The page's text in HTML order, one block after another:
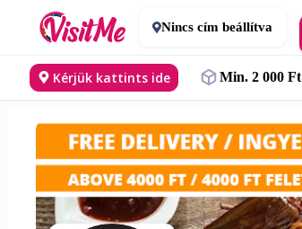
Nincs cím beállítva
Kérjük kattints ide Min. 2 000 Ft